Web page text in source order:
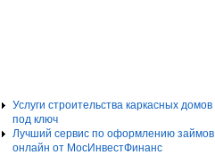
Услуги строительства каркасных домов
под ключ
Лучший сервис по оформлению займов
онлайн от МосИнвестФинанс